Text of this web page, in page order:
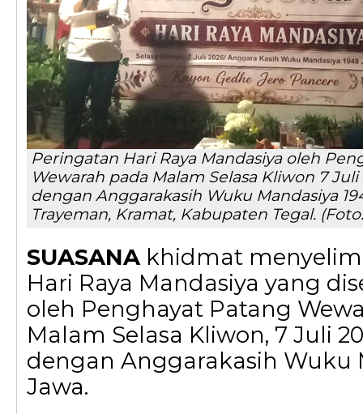
Peringatan Hari Raya Mandasiya oleh
Wewarah pada Malam Selasa Kliwon 7
dengan Anggarakasih Wuku Mandasiya
Trayeman, Kramat, Kabupaten Tegal.
SUASANAkhidmat
Hari Raya Mandasiya yang
oleh Penghayat Patang
Malam Selasa Kliwon, 7 Juli
dengan Anggarakasih Wuku
Jawa.